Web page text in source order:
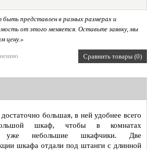
представлен в разных размерах и
от этого меняется. Оставьте заявку, мы
цену.»
Сравнить товары (0)
большая, в ней удобнее всего
шкаф, чтобы в комнатах
уже небольшие шкафчики. Две
шкафа отдали под штанги с длинной